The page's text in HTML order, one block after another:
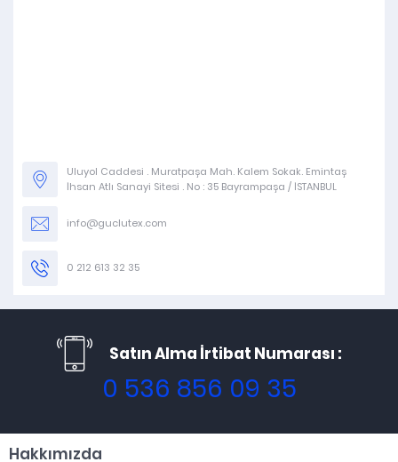
Uluyol Caddesi . Muratpaşa Mah. Kalem Sokak. Emintaş
İhsan Atlı Sanayi Sitesi . No : 35 Bayrampaşa / İSTANBUL
info@guclutex.com
0 212 613 32 35
Satın Alma İrtibat Numarası :
0 536 856 09 35
Hakkımızda